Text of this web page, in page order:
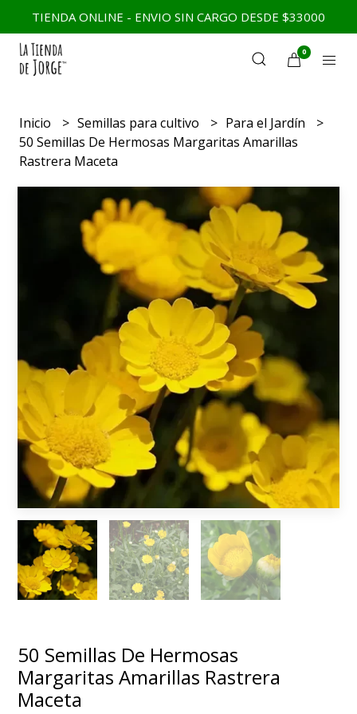
TIENDA ONLINE - ENVIO SIN CARGO DESDE $33000
0
Inicio Semillas para cultivo
Para el Jardín
50 Semillas De Hermosas Margaritas Amarillas
Rastrera Maceta
50 Semillas De Hermosas
Margaritas Amarillas Rastrera
Maceta